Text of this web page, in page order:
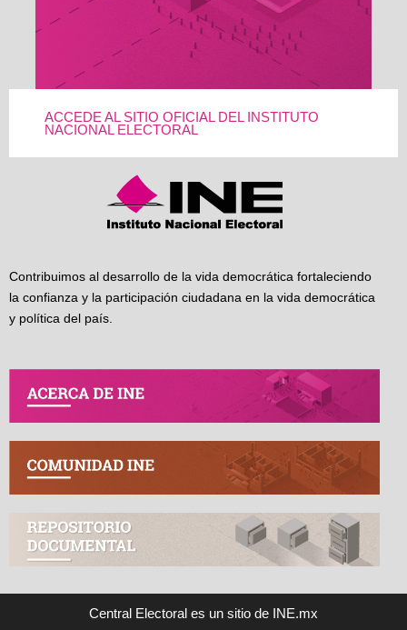
ACCEDE AL SITIO OFICIAL DEL INSTITUTO
NACIONAL ELECTORAL
Contribuimos al desarrollo de la vida democrática fortaleciendo
la confianza y la participación ciudadana en la vida democrática
y política del país.
Central Electoral es un sitio de INE.mx